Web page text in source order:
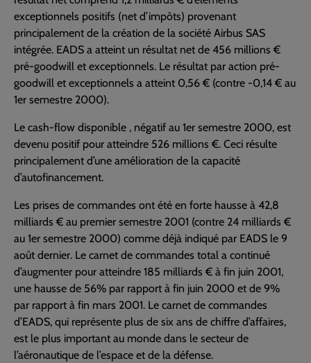
exceptionnels positifs (net d’impôts) provenant
principalement de la création de la société Airbus SAS
intégrée. EADS a atteint un résultat net de 456 millions €
pré-goodwill et exceptionnels. Le résultat par action pré-
goodwill et exceptionnels a atteint 0,56 € (contre -0,14 € au
1er semestre 2000).
Le cash-flow disponible , négatif au 1er semestre 2000, est
devenu positif pour atteindre 526 millions €. Ceci résulte
principalement d’une amélioration de la capacité
d’autofinancement.
Les prises de commandes ont été en forte hausse à 42,8
milliards € au premier semestre 2001 (contre 24 milliards €
au 1er semestre 2000) comme déjà indiqué par EADS le 9
août dernier. Le carnet de commandes total a continué
d’augmenter pour atteindre 185 milliards € à fin juin 2001,
une hausse de 56% par rapport à fin juin 2000 et de 9%
par rapport à fin mars 2001. Le carnet de commandes
d’EADS, qui représente plus de six ans de chiffre d’affaires,
est le plus important au monde dans le secteur de
l’aéronautique de l’espace et de la défense.